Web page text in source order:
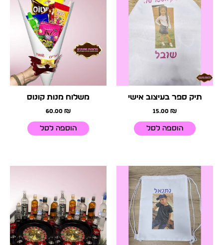
תיק ספר בעיצוב אישי
15.00 ₪
הוספה לסל
משלוח מנות קונוס
60.00 ₪
הוספה לסל